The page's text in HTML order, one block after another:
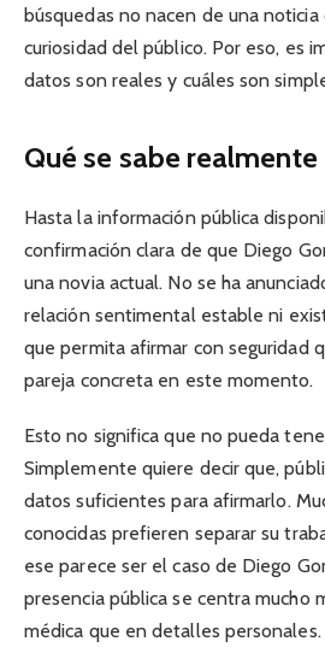
búsquedas no nacen de una
curiosidad del público. Por eso, es
datos son reales y cuáles son
Qué se sabe realmente
Hasta la información pública
confirmación clara de que Diego
una novia actual. No se ha
relación sentimental estable ni
que permita afirmar con seguridad
pareja concreta en este momento.
Esto no significa que no pueda
Simplemente quiere decir que,
datos suficientes para afirmarlo.
conocidas prefieren separar su
ese parece ser el caso de Diego
presencia pública se centra mucho
médica que en detalles personales.